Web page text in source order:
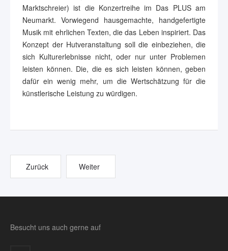
Marktschreier) ist die Konzertreihe im Das PLUS am
Neumarkt. Vorwiegend hausgemachte, handgefertigte
Musik mit ehrlichen Texten, die das Leben inspiriert. Das
Konzept der Hutveranstaltung soll die einbeziehen, die
sich Kulturerlebnisse nicht, oder nur unter Problemen
leisten können. Die, die es sich leisten können, geben
dafür ein wenig mehr, um die Wertschätzung für die
künstlerische Leistung zu würdigen.
Zurück Weiter
Besucht uns auch gerne auf